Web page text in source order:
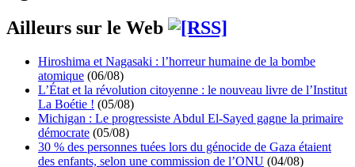
Ailleurs sur le Web
Hiroshima et Nagasaki : l’horreur humaine de la bombe
atomique (06/08)
L’État et la révolution citoyenne : le nouveau livre de l’Institut
La Boétie ! (05/08)
Michigan : Le progressiste Abdul El-Sayed gagne la primaire
démocrate (05/08)
30 % des personnes tuées lors du génocide de Gaza étaient
des enfants, selon une commission de l’ONU (04/08)